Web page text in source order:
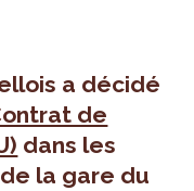
a décidé
de
dans les
la gare du